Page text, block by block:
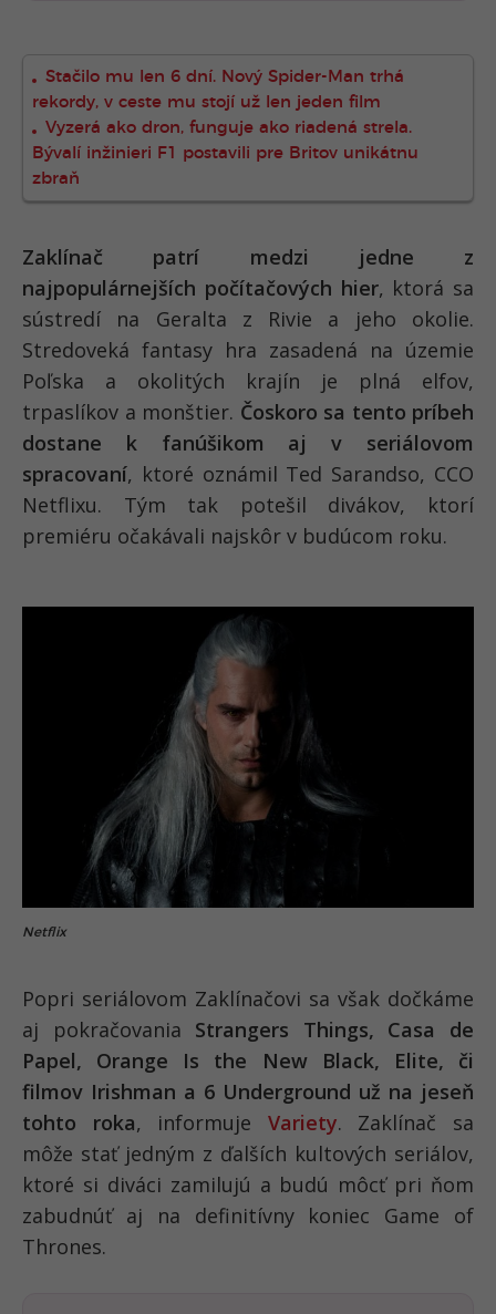
Stačilo mu len 6 dní. Nový Spider-Man trhá
rekordy, v ceste mu stojí už len jeden film
Vyzerá ako dron, funguje ako riadená strela.
Bývalí inžinieri F1 postavili pre Britov unikátnu
zbraň
Zaklínač patrí medzi jedne z
najpopulárnejších počítačových hier, ktorá sa
sústredí na Geralta z Rivie a jeho okolie.
Stredoveká fantasy hra zasadená na územie
Poľska a okolitých krajín je plná elfov,
trpaslíkov a monštier. Čoskoro sa tento príbeh
dostane k fanúšikom aj v seriálovom
spracovaní, ktoré oznámil Ted Sarandso, CCO
Netflixu. Tým tak potešil divákov, ktorí
premiéru očakávali najskôr v budúcom roku.
Netflix
Popri seriálovom Zaklínačovi sa však dočkáme
aj pokračovania Strangers Things, Casa de
Papel, Orange Is the New Black, Elite, či
filmov Irishman a 6 Underground už na jeseň
tohto roka, informuje Variety. Zaklínač sa
môže stať jedným z ďalších kultových seriálov,
ktoré si diváci zamilujú a budú môcť pri ňom
zabudnúť aj na definitívny koniec Game of
Thrones.